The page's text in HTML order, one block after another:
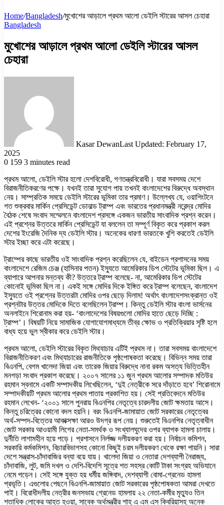
Home/Bangladesh/মুখোশের আড়ালে প্রথম আলো ডেইলি স্টারের আসল চেহারা
Bangladesh
মুখোশের আড়ালে প্রথম আলো ডেইলি স্টারের আসল
চেহারা
Kasar DewanLast Updated: February 17,
2025
0 159 3 minutes read
প্রথম আলো, ডেইলি স্টার হলো দেশবিরোধী, গণতন্ত্রবিরোধী। যারা সবসময় দেশে
বিরাজনীতিকরণের পক্ষে। যখনই তারা সুযোগ পায় তখনই বাংলাদেশের বিরুদ্ধে অবস্থান
নেয়। সাম্প্রতিক সময়ে ডেইলি স্টারের ভূমিকা তার প্রমাণ। উল্লেখ্য যে, ওয়াশিংটনে
গত শুক্রবার মার্কিন প্রেসিডেন্ট ডোনাল্ড ট্রাম্প এবং ভারতের প্রধানমন্ত্রী নরেন্দ্র মোদির
বৈঠক শেষে সংবাদ সম্মেলনে বাংলাদেশ প্রসঙ্গে একজন ভারতীয় সাংবাদিক প্রশ্ন করেন।
এই প্রশ্নের উত্তরে মার্কিন প্রেসিডেন্ট যা বললেন তা সম্পূর্ণ বিকৃত করে প্রকাশ করল
দেশের ইংরেজি দৈনিক দ্য ডেইলি স্টার। অনেকের ধারণা ভারতকে খুশি করতেই ডেইলি
স্টার ইচ্ছা করে এটা করেছে।
ট্রাম্পের কাছে ভারতীয় ওই সাংবাদিক প্রশ্ন করেছিলেন যে, বাইডেন প্রশাসনের সময়
বাংলাদেশে রেজিম চেঞ্জ (হাসিনার পতন) ইস্যুতে আমেরিকার ডিপ স্টেটের ভূমিকা ছিল। এ
ব্যাপারে আপনার মন্তব্য কী? উত্তরে ট্রাম্প বলেছে- না, আমেরিকার ডিপ স্টেটের
কোনোই ভূমিকা ছিল না। একই সঙ্গে মোদির দিকে ইঙ্গিত করে ট্রাম্প বলেছেন, বাংলাদেশ
ইস্যুতে ওই প্রশ্নের উত্তরটা মোদির ওপর ছেড়ে দিলাম! অর্থাৎ বাংলাদেশসংক্রান্ত ওই
প্রশ্নটার উত্তর মোদিকে দিতে বলেছিলেন ট্রাম্প। কিন্তু ডেইলি স্টার বাংলা ভার্সনের
অনলাইনে শিরোনাম করা হয়- ‘বাংলাদেশের বিষয়গুলো মোদির হাতে ছেড়ে দিচ্ছি :
ট্রাম্প’। বিষয়টি নিয়ে সামাজিক যোগাযোগমাধ্যমে তীব্র ক্ষোভ ও প্রতিক্রিয়ার সৃষ্টি হলে
বাধ্য হয়ে ভুল স্বীকার করে ডেইলি স্টার।
প্রথম আলো, ডেইলি স্টারের বিকৃত মিথ্যাচার এটিই প্রথম না। তারা সবসময় বাংলাদেশে
বিরাজনীতিকরণ এবং মিথ্যাচারের রাজনীতিকে পৃষ্ঠপোষকতা করেছে। বিভিন্ন সময় তারা
বিএনপি, বেগম খালেদা জিয়া এবং তারেক জিয়ার বিরুদ্ধে নানা রকম অসত্য ভিত্তিহীন
মনগড়া সংবাদ প্রকাশ করেছে। ২০০৭ সালের ১১ জুন প্রথম আলোর সম্পাদক মতিউর
রহমান স্বনামে একটি সম্পাদকীয় লিখেছিলেন, ‘দুই নেত্রীকে সরে দাঁড়াতে হবে’ শিরোনামে
সম্পাদকীয়টি প্রথম আলোর প্রথম পাতায় প্রকাশিত হয়। সেই প্রতিবেদনে মতিউর
রহমান লেখেন- ‘২০০১ সালে পুনরায় বিএনপির নেতৃত্বে চারদলীয় জোট ক্ষমতায় আসে।
কিন্তু চরিত্রের কোনো বদল হয়নি। বরং বিএনপি-জামায়াত জোট সরকারের নেতৃত্বের
অর্থ-সম্পদ-বিত্তের আকাক্সক্ষা আরও উদগ্র রূপ নেয়। শুরুতেই বিএনপির নেতৃত্বাধীন
জোট সরকার আওয়ামী লিগের নেতা-সমর্থক ও সংখ্যালঘুদের ওপর ব্যাপক হামলা চালায়।
দুর্নীতি লাগামহীন হয়ে পড়ে। প্রশাসনে নির্লজ্জ দলীয়করণ করা হয়। নির্বাচন কমিশন,
সরকারি কর্মকমিশন, বিচারবিভাগসহ কোনো কিছুই চরম দলীয়করণ থেকে রক্ষা পায়নি। সারা
দেশে সন্ত্রাস-চাঁদাবাজির বন্যা বয়ে যায়। খালেদা জিয়া ও নেতারা দেশব্যাপী নৈরাজ্য,
চাঁদাবাজি, লুট, জমি দখল ও দেশি-বিদেশি সূত্রে শত সহস্র কোটি টাকা সংগ্রহ অভিযানে
নেমে পড়েন। সেই সঙ্গে যুক্ত হয় ধর্মীয় জঙ্গিবাদ, দেশব্যাপী বোমা-গ্রেনেড হামলা
প্রভৃতি। এগুলোর পেছনে বিএনপি-জামায়াত জোট সরকারের পৃষ্ঠপোষকতা আমরা দেখতে
পাই। বিরোধীদলীয় নেত্রীর জনসভায় গ্রেনেড হামলায় ২২ নেতা-কর্মীর মৃত্যুও তিন
শতাধিক লোকের আহত হওয়া, সাবেক অর্থমন্ত্রীর শাহ এ এম এস কিবরিয়াসহ অনেক